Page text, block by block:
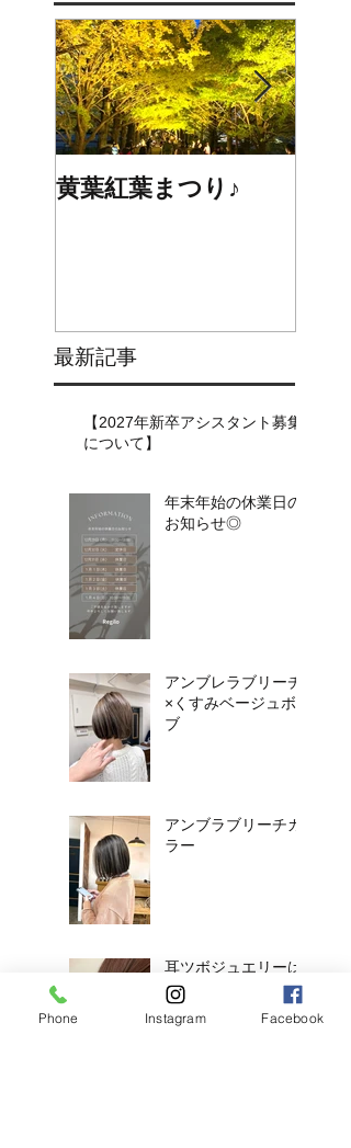
黄葉紅葉まつり♪
最新記事
【2027年新卒アシスタント募集
について】​​
年末年始の休業日の
お知らせ◎
アンブレラブリーチ
×くすみベージュボ
ブ
アンブラブリーチカ
ラー
耳ツボジュエリーは
じめました！
Phone Instagram Facebook